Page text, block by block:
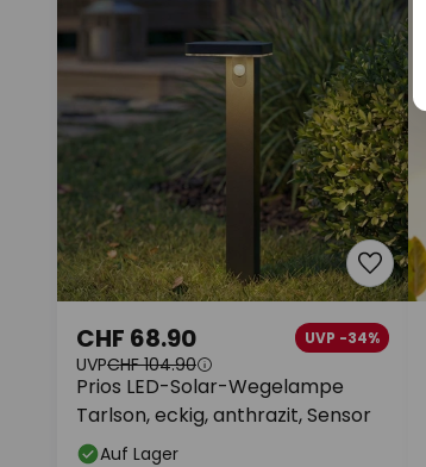
Prios LED-Solar-Wegelampe
Tarlson, eckig, anthrazit, Sensor
CHF 68.90 UVP -34%
UVPCHF 104.90
Auf Lager